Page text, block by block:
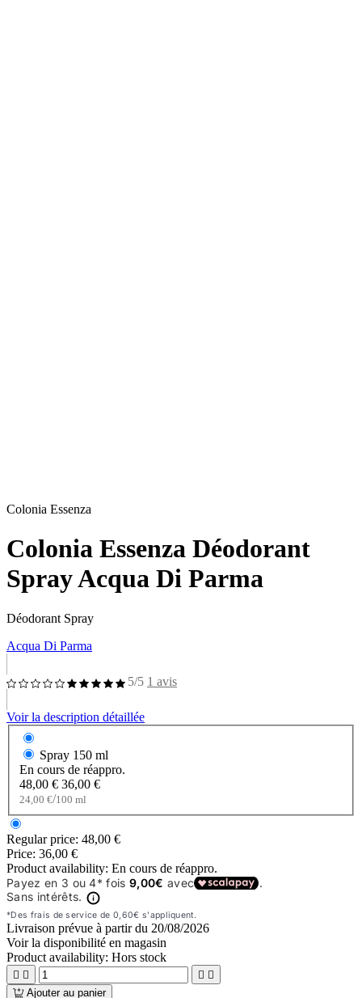
Colonia Essenza
Colonia Essenza Déodorant
Spray Acqua Di Parma
Déodorant Spray
Acqua Di Parma
5/5 1 avis
Voir la description détaillée
Spray 150 ml
En cours de réappro.
48,00 € 36,00 €
24,00 €/100 ml
Regular price: 48,00 €
Price: 36,00 €
Product availability: En cours de réappro.
Livraison prévue à partir du 20/08/2026
Voir la disponibilité en magasin
Product availability: Hors stock
   
Ajouter au panier